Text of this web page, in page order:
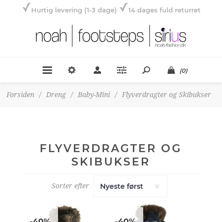
Hurtig levering (1-3 dage) 14 dages fuld returret
(0)
Forsiden / Dreng / Baby-Mini / Flyverdragter og Skibukser
FLYVERDRAGTER OG
SKIBUKSER
Sorter efter